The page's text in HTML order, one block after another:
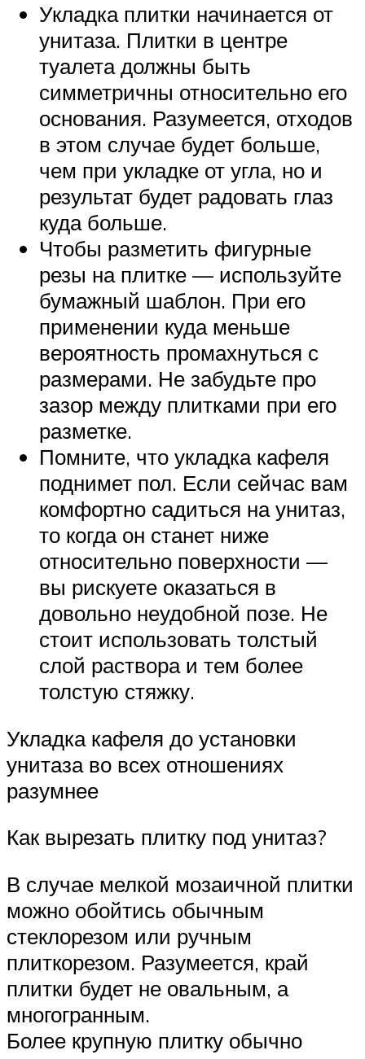
Укладка плитки начинается от
унитаза. Плитки в центре
туалета должны быть
симметричны относительно его
основания. Разумеется, отходов
в этом случае будет больше,
чем при укладке от угла, но и
результат будет радовать глаз
куда больше.
Чтобы разметить фигурные
резы на плитке — используйте
бумажный шаблон. При его
применении куда меньше
вероятность промахнуться с
размерами. Не забудьте про
зазор между плитками при его
разметке.
Помните, что укладка кафеля
поднимет пол. Если сейчас вам
комфортно садиться на унитаз,
то когда он станет ниже
относительно поверхности —
вы рискуете оказаться в
довольно неудобной позе. Не
стоит использовать толстый
слой раствора и тем более
толстую стяжку.
Укладка кафеля до установки
унитаза во всех отношениях
разумнее
Как вырезать плитку под унитаз?
В случае мелкой мозаичной плитки
можно обойтись обычным
стеклорезом или ручным
плиткорезом. Разумеется, край
плитки будет не овальным, а
многогранным.
Более крупную плитку обычно